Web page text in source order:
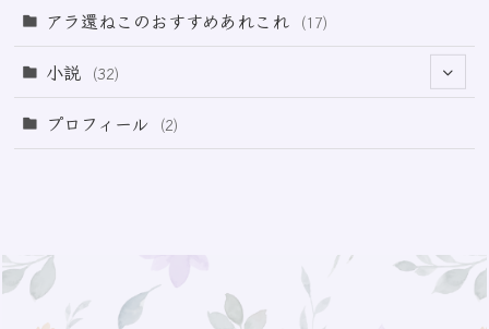
(21)
(73)
アラ還ねこのおすすめあれこれ (17)
小説 (32)
プロフィール (2)